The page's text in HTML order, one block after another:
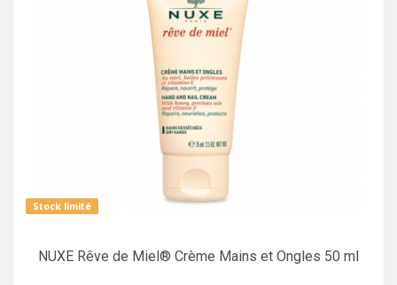
Stock limité
NUXE Rêve de Miel® Crème Mains et Ongles 50 ml